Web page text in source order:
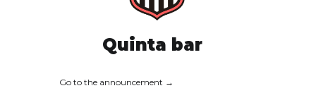
Quinta bar
Go to the announcement →